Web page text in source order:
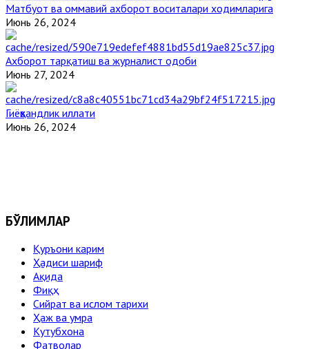
Матбуот ва оммавий ахборот воситалари ходимларига
Июнь 26, 2024
Ахборот тарқатиш ва журналист одоби
Июнь 27, 2024
Гиёҳвандлик иллати
Июнь 26, 2024
БЎЛИМЛАР
Қуръони карим
Ҳадиси шариф
Ақида
Фиқҳ
Сийрат ва ислом тарихи
Ҳаж ва умра
Кутубхона
Фатволар